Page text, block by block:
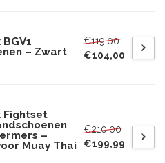
– Zwart
€119,00
€104,00
Fightset
–
Muay Thai
€210,00
€199,99